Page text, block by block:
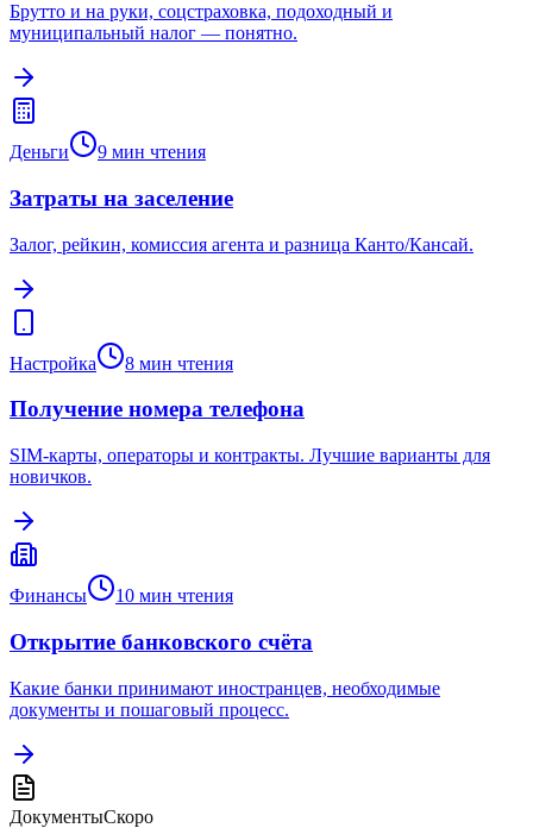
Брутто и на руки, соцстраховка, подоходный и
муниципальный налог — понятно.
Деньги 9 мин чтения
Затраты на заселение
Залог, рейкин, комиссия агента и разница Канто/Кансай.
Настройка 8 мин чтения
Получение номера телефона
SIM-карты, операторы и контракты. Лучшие варианты для
новичков.
Финансы 10 мин чтения
Открытие банковского счёта
Какие банки принимают иностранцев, необходимые
документы и пошаговый процесс.
ДокументыСкоро